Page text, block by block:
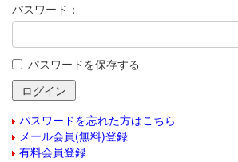
パスワード：
パスワードを保存する
パスワードを忘れた方はこちら
メール会員(無料)登録
有料会員登録